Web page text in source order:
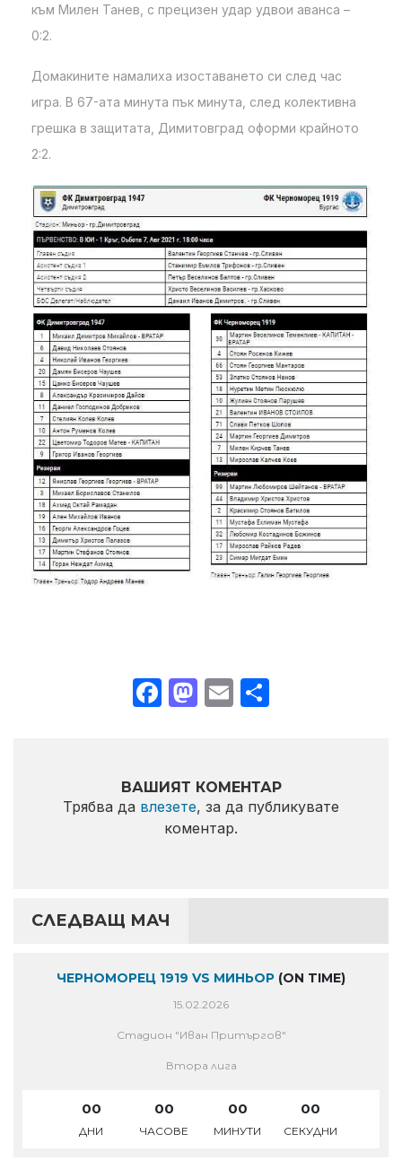
към Милен Танев, с прецизен удар удвои аванса –
0:2.
Домакините намалиха изоставането си след час
игра. В 67-ата минута пък минута, след колективна
грешка в защитата, Димитовград оформи крайното
2:2.
Facebook
Mastodon
Email
ВАШИЯТ КОМЕНТАР
Трябва да влезете, за да публикувате
коментар.
СЛЕДВАЩ МАЧ
ЧЕРНОМОРЕЦ 1919 VS МИНЬОР (ON TIME)
15.02.2026
Стадион "Иван Притъргов"
Втора лига
00
ДНИ
00
ЧАСОВЕ
00
МИНУТИ
00
СЕКУДНИ